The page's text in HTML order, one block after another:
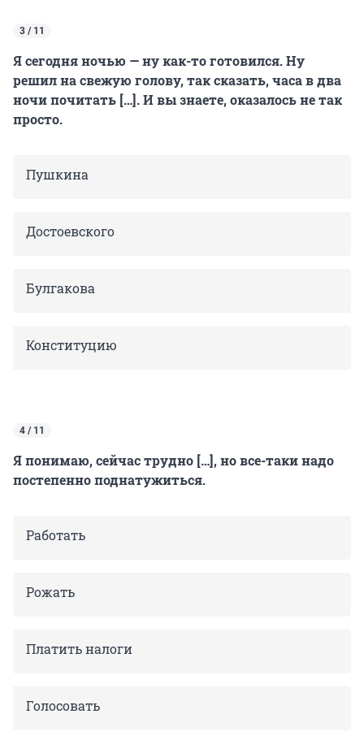
3 / 11
Я сегодня ночью — ну как-то готовился. Ну
решил на свежую голову, так сказать, часа в два
ночи почитать […]. И вы знаете, оказалось не так
просто.
Пушкина
Достоевского
Булгакова
Конституцию
4 / 11
Я понимаю, сейчас трудно […], но все-таки надо
постепенно поднатужиться.
Работать
Рожать
Платить налоги
Голосовать